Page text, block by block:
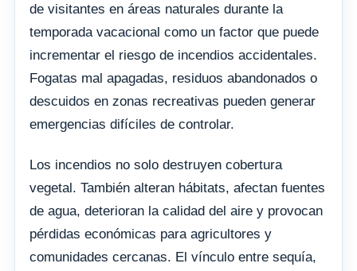
de visitantes en áreas naturales durante la
temporada vacacional como un factor que puede
incrementar el riesgo de incendios accidentales.
Fogatas mal apagadas, residuos abandonados o
descuidos en zonas recreativas pueden generar
emergencias difíciles de controlar.
Los incendios no solo destruyen cobertura
vegetal. También alteran hábitats, afectan fuentes
de agua, deterioran la calidad del aire y provocan
pérdidas económicas para agricultores y
comunidades cercanas. El vínculo entre sequía,